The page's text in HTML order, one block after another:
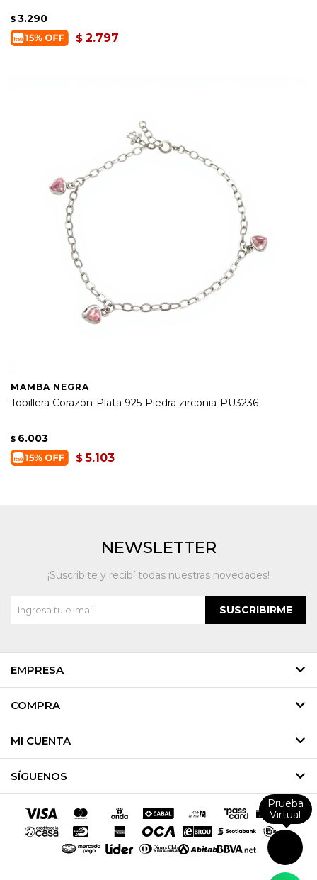
$ 3.290
$ 2.797
MAMBA NEGRA
Tobillera Corazón-Plata 925-Piedra zirconia-PU3236
$ 6.003
$ 5.103
EMPRESA
COMPRA
MI CUENTA
SÍGUENOS
NEWSLETTER
¡Suscribite y recibí todas nuestras novedades!
SUSCRIBIRME
Prueba
Virtual